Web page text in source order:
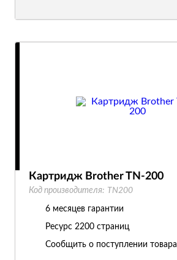
Картридж Brother TN-200
Код производителя: TN200
6 месяцев гарантии
Ресурс 2200 страниц
Сообщить о поступлении товара